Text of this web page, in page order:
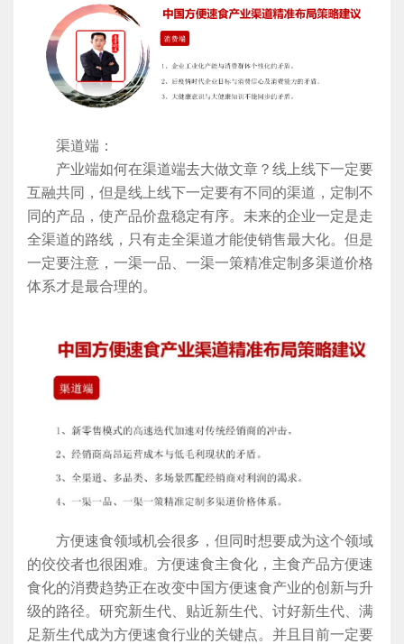
渠道端：
产业端如何在渠道端去大做文章？线上线下一定要
互融共同，但是线上线下一定要有不同的渠道，定制不
同的产品，使产品价盘稳定有序。未来的企业一定是走
全渠道的路线，只有走全渠道才能使销售最大化。但是
一定要注意，一渠一品、一渠一策精准定制多渠道价格
体系才是最合理的。
方便速食领域机会很多，但同时想要成为这个领域
的佼佼者也很困难。方便速食主食化，主食产品方便速
食化的消费趋势正在改变中国方便速食产业的创新与升
级的路径。研究新生代、贴近新生代、讨好新生代、满
足新生代成为方便速食行业的关键点。并且目前一定要